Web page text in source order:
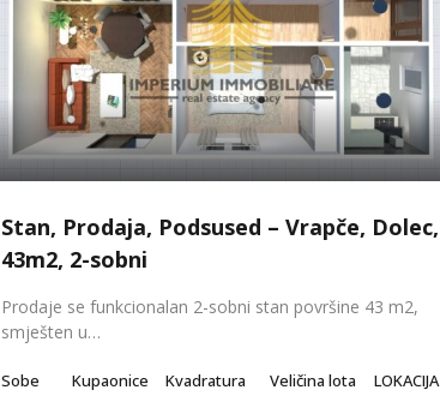
Stan, Prodaja, Podsused – Vrapče, Dolec,
43m2, 2-sobni
Prodaje se funkcionalan 2-sobni stan površine 43 m2,
smješten u…
Sobe
Kupaonice
Kvadratura
Veličina lota
LOKACIJA